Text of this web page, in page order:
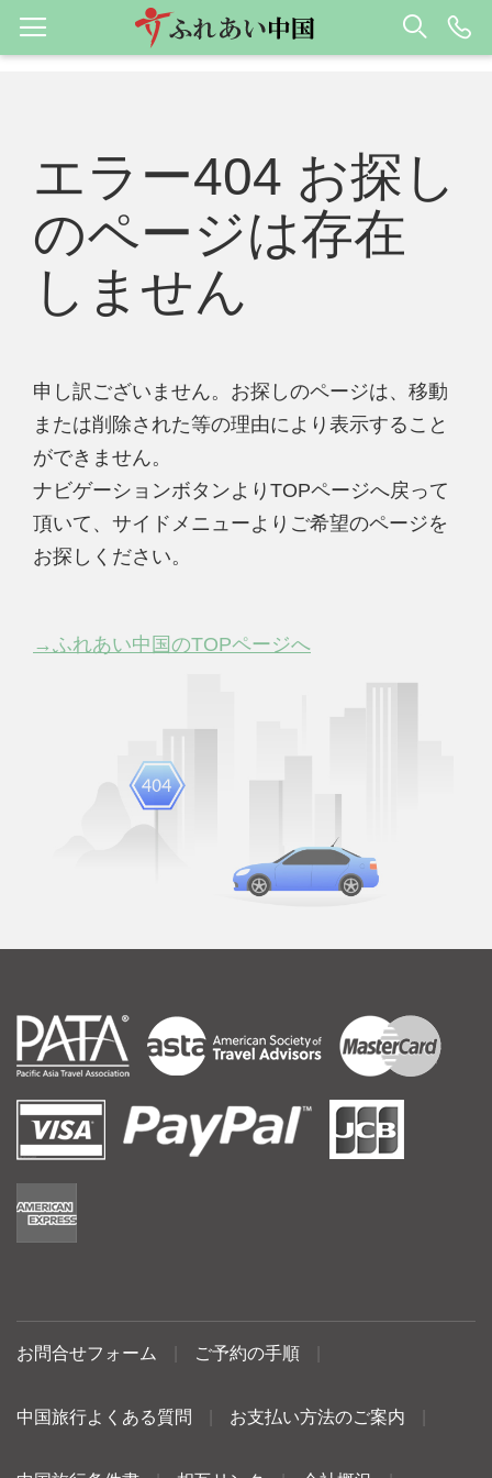
エラー404 お探し
のページは存在
しません
申し訳ございません。お探しのページは、移動
または削除された等の理由により表示すること
ができません。
ナビゲーションボタンよりTOPページへ戻って
頂いて、サイドメニューよりご希望のページを
お探しください。
→ふれあい中国のTOPページへ
お問合せフォーム ご予約の手順
中国旅行よくある質問 お支払い方法のご案内